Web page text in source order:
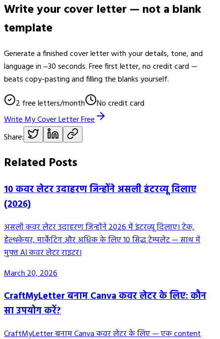
Write your cover letter — not a blank
template
Generate a finished cover letter with your details, tone, and
language in ~30 seconds. Free first letter, no credit card —
beats copy-pasting and filling the blanks yourself.
2 free letters/month
No credit card
Write My Cover Letter Free
Share:
Related Posts
10 कवर लेटर उदाहरण जिन्होंने असली इंटरव्यू दिलाए
(2026)
असली कवर लेटर उदाहरण जिन्होंने 2026 में इंटरव्यू दिलाए। टेक,
हेल्थकेयर, मार्केटिंग और अधिक के लिए 10 सिद्ध टेम्पलेट — साथ में
मुफ्त AI कवर लेटर राइटर।
March 20, 2026
CraftMyLetter बनाम Canva कवर लेटर के लिए: कौन
सा उपयोग करें?
CraftMyLetter बनाम Canva कवर लेटर के लिए — एक content